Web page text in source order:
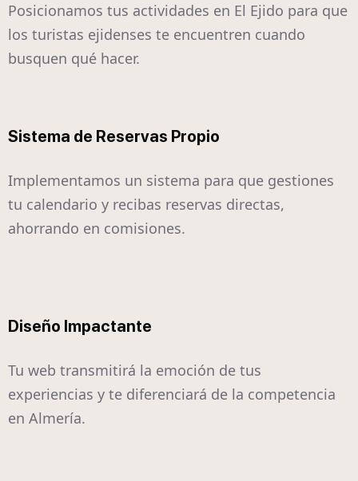
Posicionamos tus actividades en El Ejido para que
los turistas ejidenses te encuentren cuando
busquen qué hacer.
Sistema de Reservas Propio
Implementamos un sistema para que gestiones
tu calendario y recibas reservas directas,
ahorrando en comisiones.
Diseño Impactante
Tu web transmitirá la emoción de tus
experiencias y te diferenciará de la competencia
en Almería.